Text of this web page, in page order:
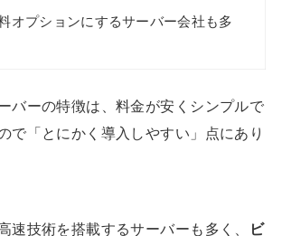
オプションにするサーバー会社も多
バーの特徴は、料金が安くシンプルで
で「とにかく導入しやすい」点にあり
速技術を搭載するサーバーも多く、
ビ